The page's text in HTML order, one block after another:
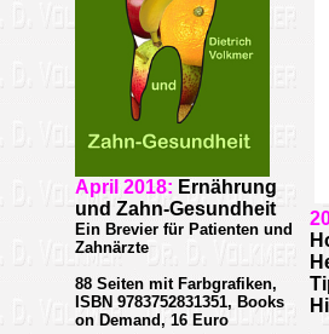
April 2018: Ernährung
und Zahn-Gesundheit
Ein Brevier für Patienten und
Zahnärzte
88 Seiten mit Farbgrafiken,
ISBN 9783752831351, Books
on Demand, 16 Euro